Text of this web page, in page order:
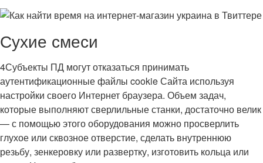
Сухие смеси
4Субъекты ПД могут отказаться принимать
аутентификационные файлы cookie Сайта используя
настройки своего Интернет браузера. Объем задач,
которые выполняют сверлильные станки, достаточно велик
— с помощью этого оборудования можно просверлить
глухое или сквозное отверстие, сделать внутреннюю
резьбу, зенкеровку или развертку, изготовить кольца или